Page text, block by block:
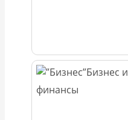
Бизнес и
финансы